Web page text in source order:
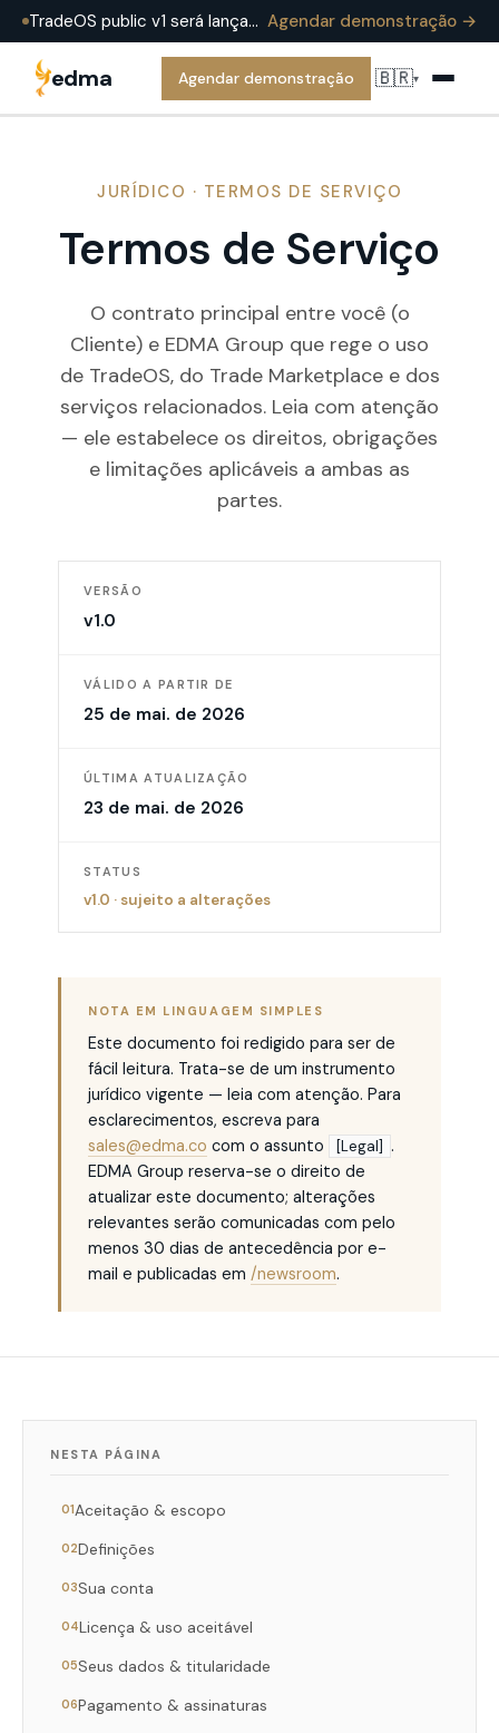
TradeOS public v1 será lançado em meados de 2026 — já em produção na EDMA Group hoje. Agende uma demonstração para vê-lo em uma operação real. Agendar demonstração →
edma Agendar demonstração 🇧🇷▾
JURÍDICO · TERMOS DE SERVIÇO
Termos de Serviço
O contrato principal entre você (o
Cliente) e EDMA Group que rege o uso
de TradeOS, do Trade Marketplace e dos
serviços relacionados. Leia com atenção
— ele estabelece os direitos, obrigações
e limitações aplicáveis a ambas as
partes.
VERSÃO
v1.0
VÁLIDO A PARTIR DE
25 de mai. de 2026
ÚLTIMA ATUALIZAÇÃO
23 de mai. de 2026
STATUS
v1.0 · sujeito a alterações
NOTA EM LINGUAGEM SIMPLES
Este documento foi redigido para ser de
fácil leitura. Trata-se de um instrumento
jurídico vigente — leia com atenção. Para
esclarecimentos, escreva para
sales@edma.co com o assunto [Legal] .
EDMA Group reserva-se o direito de
atualizar este documento; alterações
relevantes serão comunicadas com pelo
menos 30 dias de antecedência por e-
mail e publicadas em /newsroom.
NESTA PÁGINA
01Aceitação & escopo
02Definições
03Sua conta
04Licença & uso aceitável
05Seus dados & titularidade
06Pagamento & assinaturas